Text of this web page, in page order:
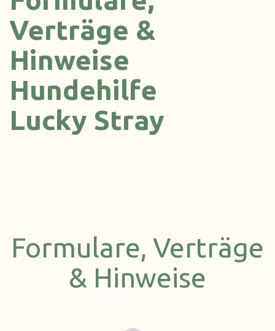
Verträge &
Hinweise
Hundehilfe
Lucky Stray
Formulare, Verträge
& Hinweise